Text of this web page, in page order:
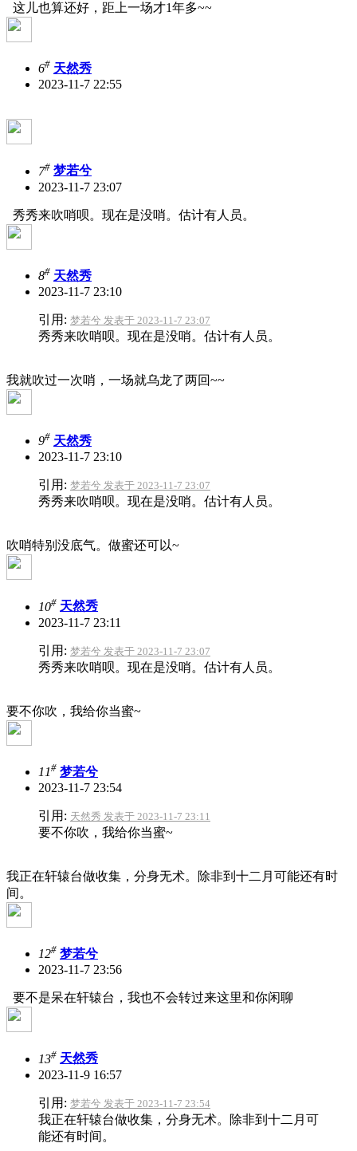
这儿也算还好，距上一场才1年多~~
6# 天然秀
2023-11-7 22:55
7# 梦若兮
2023-11-7 23:07
秀秀来吹哨呗。现在是没哨。估计有人员。
8# 天然秀
2023-11-7 23:10
引用: 梦若兮 发表于 2023-11-7 23:07
秀秀来吹哨呗。现在是没哨。估计有人员。
我就吹过一次哨，一场就乌龙了两回~~
9# 天然秀
2023-11-7 23:10
引用: 梦若兮 发表于 2023-11-7 23:07
秀秀来吹哨呗。现在是没哨。估计有人员。
吹哨特别没底气。做蜜还可以~
10# 天然秀
2023-11-7 23:11
引用: 梦若兮 发表于 2023-11-7 23:07
秀秀来吹哨呗。现在是没哨。估计有人员。
要不你吹，我给你当蜜~
11# 梦若兮
2023-11-7 23:54
引用: 天然秀 发表于 2023-11-7 23:11
要不你吹，我给你当蜜~
我正在轩辕台做收集，分身无术。除非到十二月可能还有时
间。
12# 梦若兮
2023-11-7 23:56
要不是呆在轩辕台，我也不会转过来这里和你闲聊
13# 天然秀
2023-11-9 16:57
引用: 梦若兮 发表于 2023-11-7 23:54
我正在轩辕台做收集，分身无术。除非到十二月可
能还有时间。